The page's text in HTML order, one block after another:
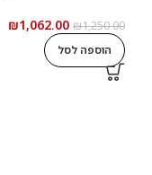
₪1,250.00
₪1,062.00
הוספה לסל